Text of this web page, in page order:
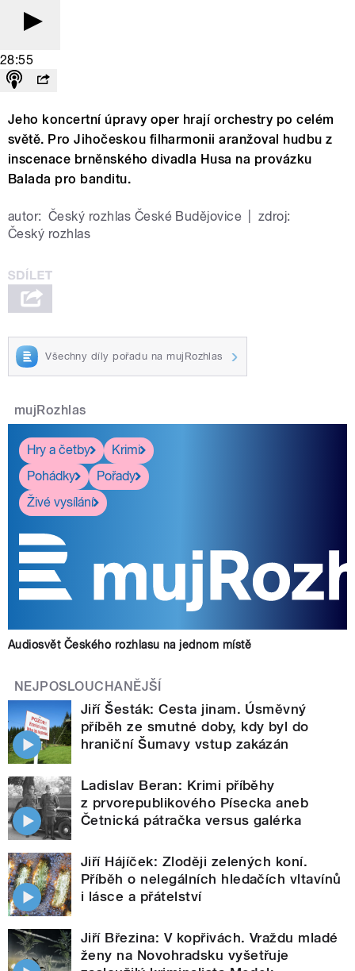
28:55
Jeho koncertní úpravy oper hrají orchestry po celém
světě. Pro Jihočeskou filharmonii aranžoval hudbu z
inscenace brněnského divadla Husa na provázku
Balada pro banditu.
autor: Český rozhlas České Budějovice
zdroj:
Český rozhlas
Všechny díly pořadu na mujRozhlas
mujRozhlas
Hry a četby
Krimi
Pohádky
Pořady
Živé vysílání
Audiosvět Českého rozhlasu na jednom místě
NEJPOSLOUCHANĚJŠÍ
Jiří Šesták: Cesta jinam. Úsměvný
příběh ze smutné doby, kdy byl do
hraniční Šumavy vstup zakázán
Ladislav Beran: Krimi příběhy
z prvorepublikového Písecka aneb
Četnická pátračka versus galérka
Jiří Hájíček: Zloději zelených koní.
Příběh o nelegálních hledačích vltavínů
i lásce a přátelství
Jiří Březina: V kopřivách. Vraždu mladé
ženy na Novohradsku vyšetřuje